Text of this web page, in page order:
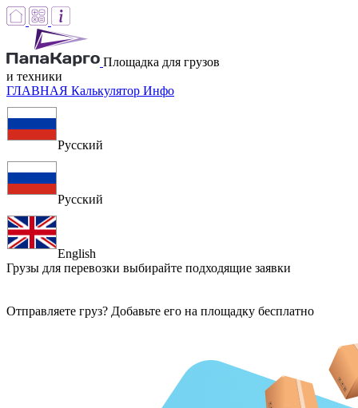
Площадка для грузов
и техники
ГЛАВНАЯ Калькулятор Инфо
Русский
Русский
English
Грузы для перевозки выбирайте подходящие заявки
Отправляете груз? Добавьте его на площадку бесплатно